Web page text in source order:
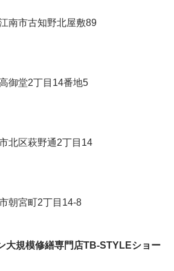
南市古知野北屋敷89
御堂2丁目14番地5
北区萩野通2丁目14
朝宮町2丁目14-8
大規模修繕専門店TB-STYLEショー